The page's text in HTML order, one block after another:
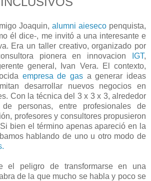
Joaquin, alumni aieseco penquista,
él dice-, me invitó a una interesante e
Era un taller creativo, organizado por
pionera en innovacion
IGT,
general, Ivan Vera. El contexto,
empresa de gas a generar ideas
desarrollar nuevos negocios en
Con la técnica del 3 x 3 x 3, alrededor
personas, entre profesionales de
profesores y consultores propusieron
bien el término apenas apareció en la
hablando de uno u otro modo de
el peligro de transformarse en una
de la que mucho se habla y poco se